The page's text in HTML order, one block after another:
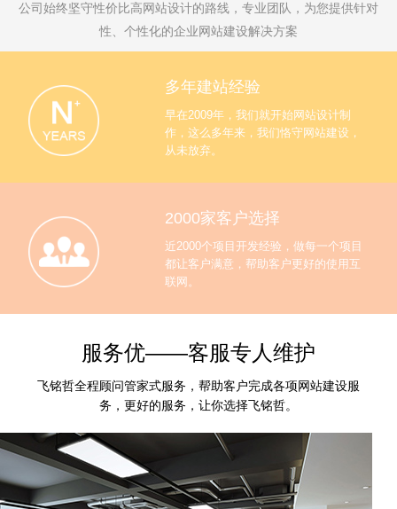
公司始终坚守性价比高网站设计的路线，专业团队，为您提供针对
性、个性化的企业网站建设解决方案
多年建站经验
早在2009年，我们就开始网站设计制
作，这么多年来，我们恪守网站建设，
从未放弃。
2000家客户选择
近2000个项目开发经验，做每一个项目
都让客户满意，帮助客户更好的使用互
联网。
服务优——客服专人维护
飞铭哲全程顾问管家式服务，帮助客户完成各项网站建设服
务，更好的服务，让你选择飞铭哲。